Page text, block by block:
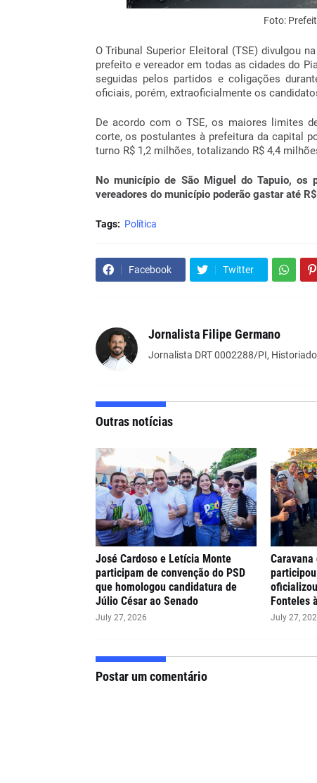
Foto:
O Tribunal Superior Eleitoral (TSE) divulgou
prefeito e vereador em todas as cidades do
seguidas pelos partidos e coligações
oficiais, porém, extraoficialmente os
De acordo com o TSE, os maiores limites
corte, os postulantes à prefeitura da capital
turno R$ 1,2 milhões, totalizando R$ 4,4
No município de São Miguel do Tapuio, os
vereadores do município poderão gastar até
Tags: Política
Facebook Twitter
Jornalista Filipe Germano
Jornalista DRT 0002288/PI,
Outras notícias
José Cardoso e Letícia Monte
participam de convenção do PSD
que homologou candidatura de
Júlio César ao Senado
July 27, 2026
Fonteles
July 27,
Postar um comentário